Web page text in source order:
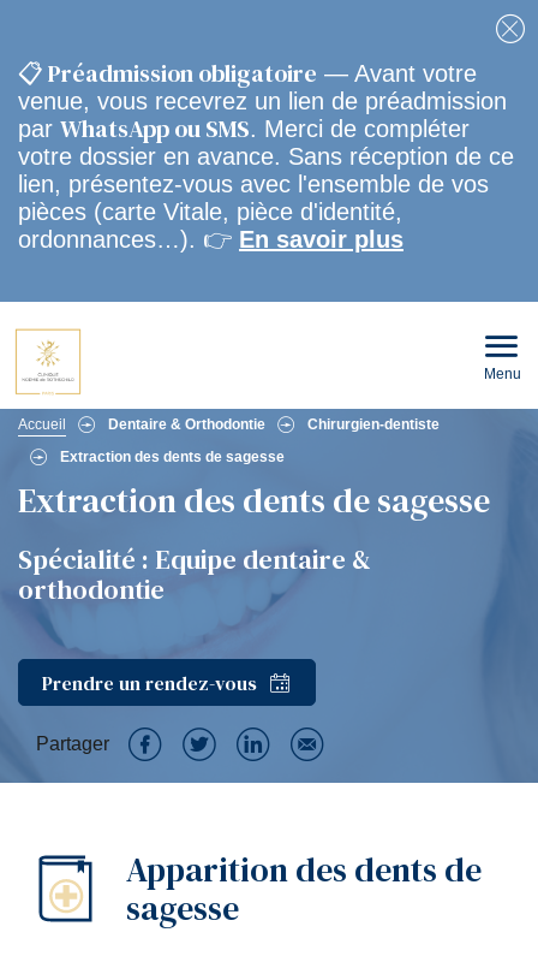
📋 Préadmission obligatoire — Avant votre
venue, vous recevrez un lien de préadmission
par WhatsApp ou SMS. Merci de compléter
votre dossier en avance. Sans réception de ce
lien, présentez-vous avec l'ensemble de vos
pièces (carte Vitale, pièce d'identité,
ordonnances…). 👉 En savoir plus
Menu
menu
Fil
d'Ariane
Accueil Dentaire & Orthodontie
Chirurgien-dentiste
Extraction des dents de sagesse
Extraction des dents de sagesse
Spécialité : Equipe dentaire &
orthodontie
Prendre un rendez-vous
Partager
P
r
t
P
r
t
P
r
t
P
r
Apparition des dents de
sagesse